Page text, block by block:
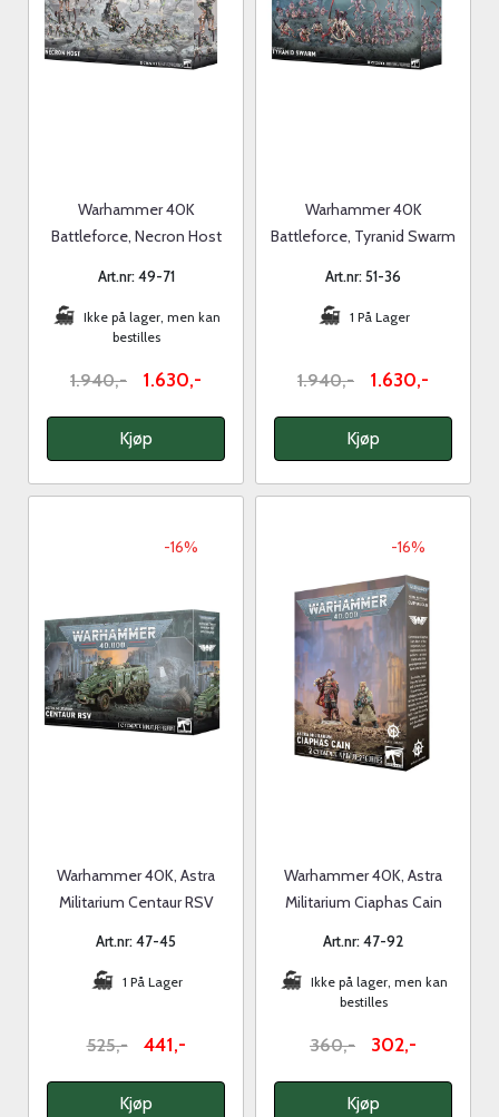
Warhammer 40K
Battleforce, Necron Host
Art.nr: 49-71
Ikke på lager, men kan
bestilles
1.940,- 1.630,-
Kjøp
Warhammer 40K
Battleforce, Tyranid Swarm
Art.nr: 51-36
1 På Lager
1.940,- 1.630,-
Kjøp
-16%
Warhammer 40K, Astra
Militarium Centaur RSV
Art.nr: 47-45
1 På Lager
525,- 441,-
Kjøp
-16%
Warhammer 40K, Astra
Militarium Ciaphas Cain
Art.nr: 47-92
Ikke på lager, men kan
bestilles
360,- 302,-
Kjøp